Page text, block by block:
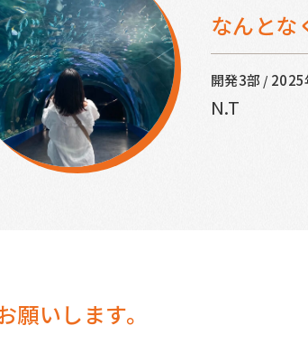
なんとな
開発3部 / 2025
N.T
願いします。